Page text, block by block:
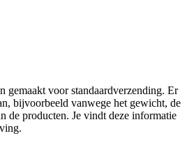
gemaakt voor standaardverzending. Er
bijvoorbeeld vanwege het gewicht, de
de producten. Je vindt deze informatie